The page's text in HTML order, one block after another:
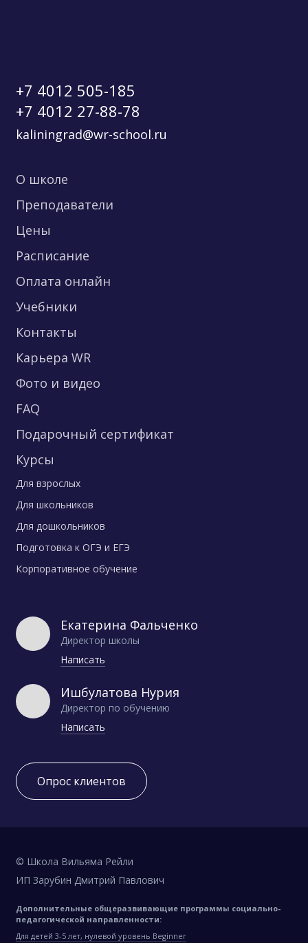
+7 4012 505-185
+7 4012 27-88-78
kaliningrad@wr-school.ru
О школе
Преподаватели
Цены
Расписание
Оплата онлайн
Учебники
Контакты
Карьера WR
Фото и видео
FAQ
Подарочный сертификат
Курсы
Для взрослых
Для школьников
Для дошкольников
Подготовка к ОГЭ и ЕГЭ
Корпоративное обучение
Екатерина Фальченко
Директор школы
Написать
Ишбулатова Нурия
Директор по обучению
Написать
Опрос клиентов
© Школа Вильяма Рейли
ИП Зарубин Дмитрий Павлович
Дополнительные общеразвивающие программы социально-
педагогической направленности:
Для детей 3-5 лет, нулевой уровень Beginner